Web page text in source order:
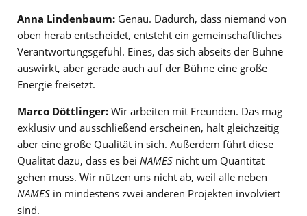
Anna Lindenbaum: Genau. Dadurch, dass niemand von
oben herab entscheidet, entsteht ein gemeinschaftliches
Verantwortungsgefühl. Eines, das sich abseits der Bühne
auswirkt, aber gerade auch auf der Bühne eine große
Energie freisetzt.
Marco Döttlinger: Wir arbeiten mit Freunden. Das mag
exklusiv und ausschließend erscheinen, hält gleichzeitig
aber eine große Qualität in sich. Außerdem führt diese
Qualität dazu, dass es bei NAMES nicht um Quantität
gehen muss. Wir nützen uns nicht ab, weil alle neben
NAMES in mindestens zwei anderen Projekten involviert
sind.